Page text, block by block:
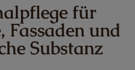
für
Fassaden und
Substanz